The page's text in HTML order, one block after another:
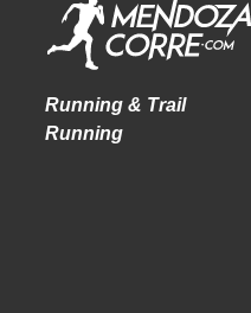
Running & Trail
Running